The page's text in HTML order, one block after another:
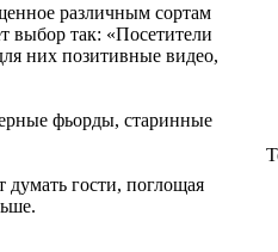
различным сортам
выбор так: «Посетители
них позитивные видео,
фьорды, старинные
думать гости, поглощая